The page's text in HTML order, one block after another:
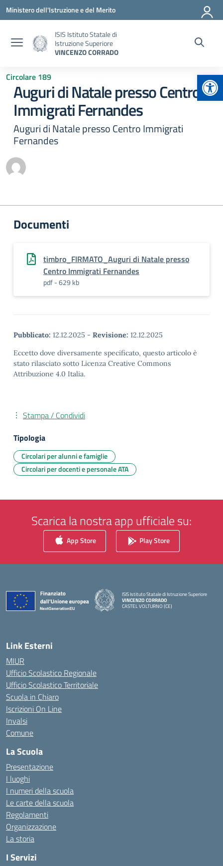
Vai ai contenuti
Vai al menu di navigazione
Vai al footer
Ministero dell'Istruzione e del Merito
ISIS Istituto Statale di
Istruzione Superiore
VINCENZO CORRADO
Circolare 189
Auguri di Natale presso Centro
Immigrati Fernandes
Auguri di Natale presso Centro Immigrati
Fernandes
Documenti
timbro_FIRMATO_Auguri di Natale presso
Centro Immigrati Fernandes
pdf - 629 kb
Pubblicato: 12.12.2025 - Revisione: 12.12.2025
Eccetto dove diversamente specificato, questo articolo è
stato rilasciato sotto Licenza Creative Commons
Attribuzione 4.0 Italia.
Stampa / Condividi
Tipologia
Circolari per alunni e famiglie
Circolari per docenti e personale ATA
Scarica la nostra app ufficiale su:
App Store Play Store
ISIS Istituto Statale di Istruzione Superiore
VINCENZO CORRADO
CASTEL VOLTURNO (CE)
Link Esterni
MIUR
Ufficio Scolastico Regionale
Ufficio Scolastico Territoriale
Scuola in Chiaro
Iscrizioni On Line
Invalsi
Comune
La Scuola
Presentazione
I luoghi
I numeri della scuola
Le carte della scuola
Regolamenti
Organizzazione
La storia
I Servizi